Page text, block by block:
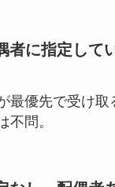
者に指定して
最優先で受け取
不問。